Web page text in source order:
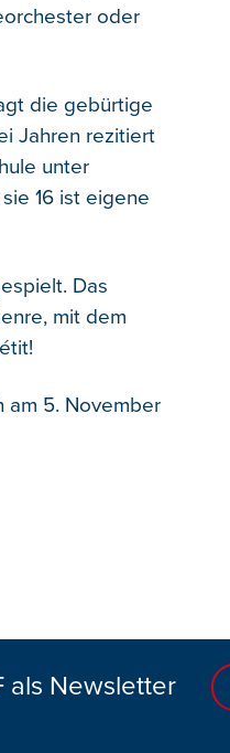
oder
die gebürtige
Jahren rezitiert
unter
16 ist eigene
Das
mit dem
am 5. November
als Newsletter